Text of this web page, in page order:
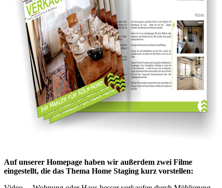
Auf unserer Homepage haben wir außerdem zwei Filme
eingestellt, die das Thema Home Staging kurz vorstellen: